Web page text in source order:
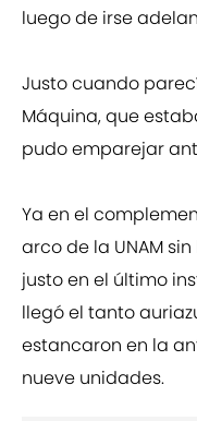
luego de irse
Justo cuando
Máquina, que
pudo emparejar
Ya en el
arco de la UNAM
justo en el último
llegó el tanto
estancaron en la
nueve unidades.